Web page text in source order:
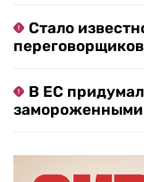
Стало
В ЕС